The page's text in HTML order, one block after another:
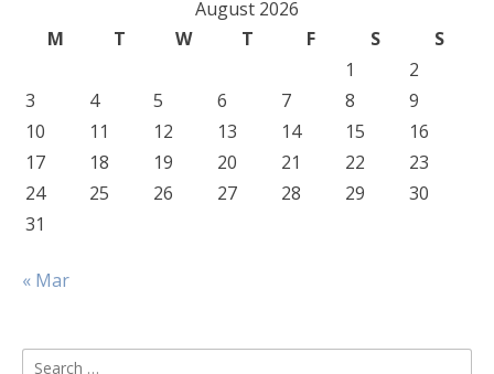
August 2026
M
T W T F S
S
1
2
3
4 5 6 7 8
9
10
11 12 13 14 15
16
17
18 19 20 21 22
23
24
25 26 27 28 29
30
31
« Mar
Search